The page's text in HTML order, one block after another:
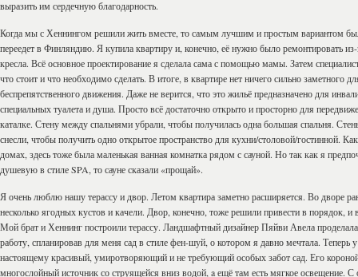
выразить им сердечную благодарность.
Когда мы с Хеннингом решили жить вместе, то самым лучшим и простым вариантом
переедет в Финляндию. Я купила квартиру и, конечно, её нужно было ремонтировать
кресла. Всё основное проектирование я сделала сама с помощью мамы. Затем
что стоит и что необходимо сделать. В итоге, в квартире нет ничего сильно заметного
беспрепятственного движения. Даже не верится, что это жильё предназначено для
специальных туалета и душа. Просто всё достаточно открыто и просторно для
каталке. Стену между спальнями убрали, чтобы получилась одна большая спальня.
снесли, чтобы получить одно открытое пространство для кухни/столовой/гостинной.
домах, здесь тоже была маленькая ванная комнатка рядом с сауной. Но так как я
душевую в стиле SPA, то сауне сказали «прощай».
Я очень люблю нашу терассу и двор. Летом квартира заметно расширяется. Во дворе
несколько ягодных кустов и качели. Двор, конечно, тоже решили привести в порядок, и
Мой брат и Хеннинг построили терассу. Ландшафтный дизайнер Пяйви Авела
работу, спланировав для меня сад в стиле фен-шуй, о котором я давно мечтала. Теперь
настоящему красивый, умиротворяющий и не требующий особых забот сад. Его
многослойный источник со струящейся вниз водой, a ещё там есть мягкое освещение.